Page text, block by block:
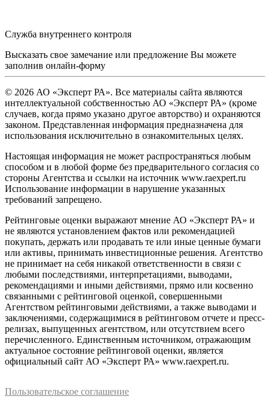
Служба внутреннего контроля
Высказать свое замечание или предложение Вы можете
заполнив онлайн-форму
© 2026 АО «Эксперт РА». Все материалы сайта являются
интеллектуальной собственностью АО «Эксперт РА» (кроме
случаев, когда прямо указано другое авторство) и охраняются
законом. Представленная информация предназначена для
использования исключительно в ознакомительных целях.
Настоящая информация не может распространяться любым
способом и в любой форме без предварительного согласия со
стороны Агентства и ссылки на источник www.raexpert.ru
Использование информации в нарушение указанных
требований запрещено.
Рейтинговые оценки выражают мнение АО «Эксперт РА» и
не являются установлением фактов или рекомендацией
покупать, держать или продавать те или иные ценные бумаги
или активы, принимать инвестиционные решения. Агентство
не принимает на себя никакой ответственности в связи с
любыми последствиями, интерпретациями, выводами,
рекомендациями и иными действиями, прямо или косвенно
связанными с рейтинговой оценкой, совершенными
Агентством рейтинговыми действиями, а также выводами и
заключениями, содержащимися в рейтинговом отчете и пресс-
релизах, выпущенных агентством, или отсутствием всего
перечисленного. Единственным источником, отражающим
актуальное состояние рейтинговой оценки, является
официальный сайт АО «Эксперт РА» www.raexpert.ru.
Пользовательское соглашение